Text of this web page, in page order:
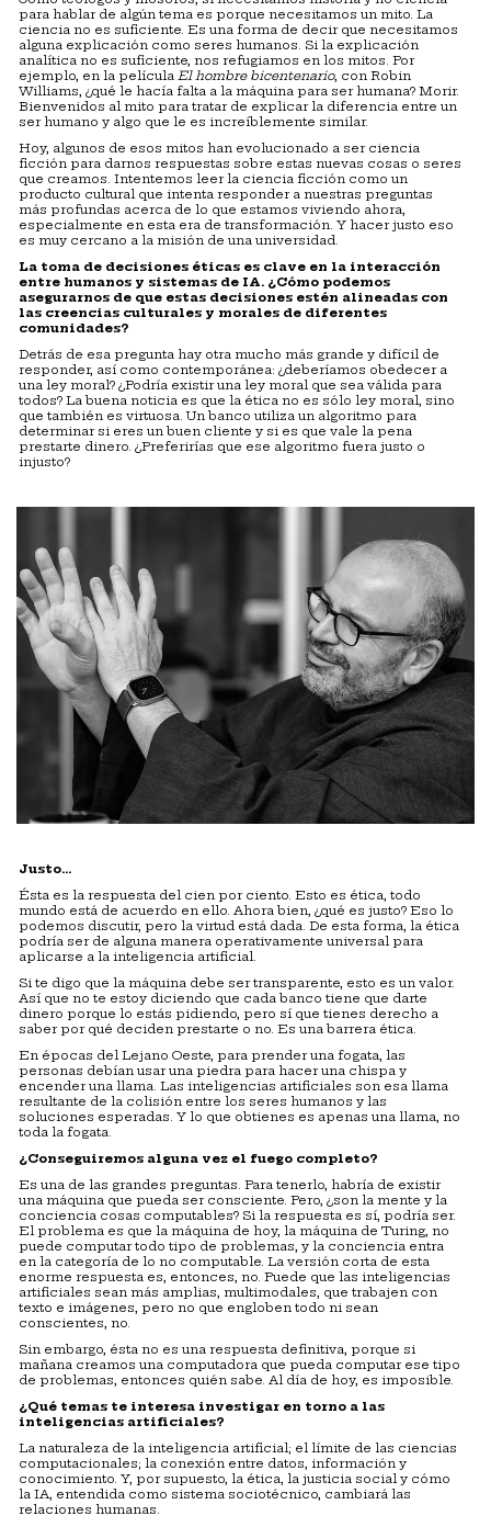
para hablar de algún tema es porque necesitamos un mito. La
ciencia no es suficiente. Es una forma de decir que necesitamos
alguna explicación como seres humanos. Si la explicación
analítica no es suficiente, nos refugiamos en los mitos. Por
ejemplo, en la película El hombre bicentenario, con Robin
Williams, ¿qué le hacía falta a la máquina para ser humana? Morir.
Bienvenidos al mito para tratar de explicar la diferencia entre un
ser humano y algo que le es increíblemente similar.
Hoy, algunos de esos mitos han evolucionado a ser ciencia
ficción para darnos respuestas sobre estas nuevas cosas o seres
que creamos. Intentemos leer la ciencia ficción como un
producto cultural que intenta responder a nuestras preguntas
más profundas acerca de lo que estamos viviendo ahora,
especialmente en esta era de transformación. Y hacer justo eso
es muy cercano a la misión de una universidad.
La toma de decisiones éticas es clave en la interacción
entre humanos y sistemas de IA. ¿Cómo podemos
asegurarnos de que estas decisiones estén alineadas con
las creencias culturales y morales de diferentes
comunidades?
Detrás de esa pregunta hay otra mucho más grande y difícil de
responder, así como contemporánea: ¿deberíamos obedecer a
una ley moral? ¿Podría existir una ley moral que sea válida para
todos? La buena noticia es que la ética no es sólo ley moral, sino
que también es virtuosa. Un banco utiliza un algoritmo para
determinar si eres un buen cliente y si es que vale la pena
prestarte dinero. ¿Preferirías que ese algoritmo fuera justo o
injusto?
Justo…
Ésta es la respuesta del cien por ciento. Esto es ética, todo
mundo está de acuerdo en ello. Ahora bien, ¿qué es justo? Eso lo
podemos discutir, pero la virtud está dada. De esta forma, la ética
podría ser de alguna manera operativamente universal para
aplicarse a la inteligencia artificial.
Si te digo que la máquina debe ser transparente, esto es un valor.
Así que no te estoy diciendo que cada banco tiene que darte
dinero porque lo estás pidiendo, pero sí que tienes derecho a
saber por qué deciden prestarte o no. Es una barrera ética.
En épocas del Lejano Oeste, para prender una fogata, las
personas debían usar una piedra para hacer una chispa y
encender una llama. Las inteligencias artificiales son esa llama
resultante de la colisión entre los seres humanos y las
soluciones esperadas. Y lo que obtienes es apenas una llama, no
toda la fogata.
¿Conseguiremos alguna vez el fuego completo?
Es una de las grandes preguntas. Para tenerlo, habría de existir
una máquina que pueda ser consciente. Pero, ¿son la mente y la
conciencia cosas computables? Si la respuesta es sí, podría ser.
El problema es que la máquina de hoy, la máquina de Turing, no
puede computar todo tipo de problemas, y la conciencia entra
en la categoría de lo no computable. La versión corta de esta
enorme respuesta es, entonces, no. Puede que las inteligencias
artificiales sean más amplias, multimodales, que trabajen con
texto e imágenes, pero no que engloben todo ni sean
conscientes, no.
Sin embargo, ésta no es una respuesta definitiva, porque si
mañana creamos una computadora que pueda computar ese tipo
de problemas, entonces quién sabe. Al día de hoy, es imposible.
¿Qué temas te interesa investigar en torno a las
inteligencias artificiales?
La naturaleza de la inteligencia artificial; el límite de las ciencias
computacionales; la conexión entre datos, información y
conocimiento. Y, por supuesto, la ética, la justicia social y cómo
la IA, entendida como sistema sociotécnico, cambiará las
relaciones humanas.